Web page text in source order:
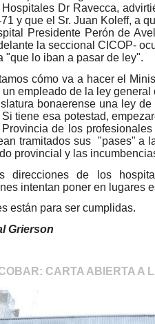
Dr Ravecca,
y que el Sr. Juan Koleff, a
Presidente Perón de
la seccional CICOP-
"que lo iban a pasar de ley".
cómo va a hacer el
empleado de la ley
bonaerense una ley
tiene esa potestad,
de los
tramitados sus "pases" a
provincial y las
direcciones de los
intentan poner en lugares
están para ser cumplidas.
Grierson
CARTA ABIERTA A